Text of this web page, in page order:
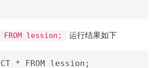
FROM lession; 运行结果如下
* FROM lession;